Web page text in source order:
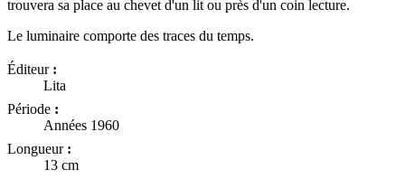
trouvera sa place au chevet d'un lit ou près d'un coin lecture.
Le luminaire comporte des traces du temps.
Éditeur :
Lita
Période :
Années 1960
Longueur :
13 cm